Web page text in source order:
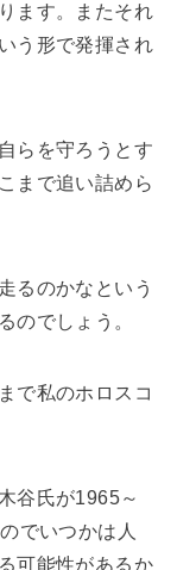
ます。またそれ
う形で発揮され
らを守ろうとす
まで追い詰めら
るのかなという
のでしょう。
で私のホロスコ
谷氏が1965～
でいつかは人
可能性があるか